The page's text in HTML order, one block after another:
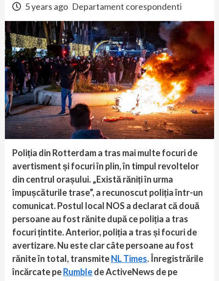
5 years ago Departament corespondenti
Poliția din Rotterdam a tras mai multe focuri de
avertisment și focuri în plin, în timpul revoltelor
din centrul orașului. „Există răniți în urma
împușcăturile trase”, a recunoscut poliția într-un
comunicat. Postul local NOS a declarat că două
persoane au fost rănite după ce poliția a tras
focuri țintite. Anterior, poliția a tras și focuri de
avertizare. Nu este clar câte persoane au fost
rănite în total, transmiteNL Times. Înregistrările
încărcate peRumblede ActiveNews de pe